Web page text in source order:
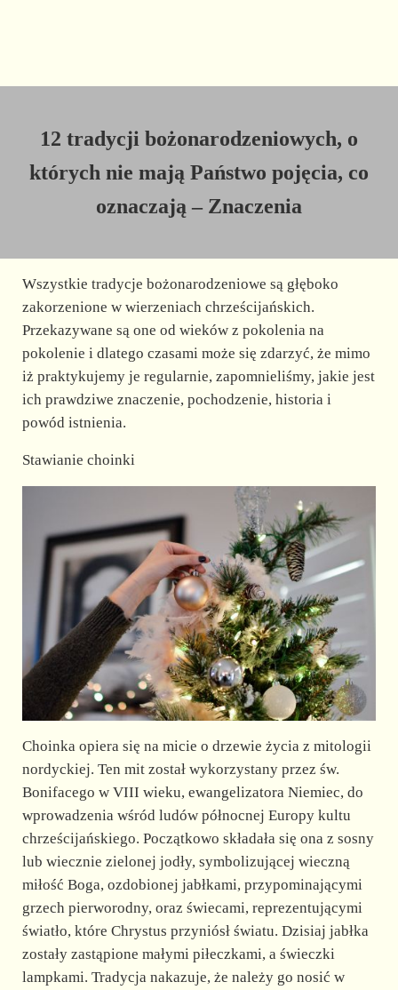
12 tradycji bożonarodzeniowych, o
których nie mają Państwo pojęcia, co
oznaczają – Znaczenia
Wszystkie tradycje bożonarodzeniowe są głęboko
zakorzenione w wierzeniach chrześcijańskich.
Przekazywane są one od wieków z pokolenia na
pokolenie i dlatego czasami może się zdarzyć, że mimo
iż praktykujemy je regularnie, zapomnieliśmy, jakie jest
ich prawdziwe znaczenie, pochodzenie, historia i
powód istnienia.
Stawianie choinki
Choinka opiera się na micie o drzewie życia z mitologii
nordyckiej. Ten mit został wykorzystany przez św.
Bonifacego w VIII wieku, ewangelizatora Niemiec, do
wprowadzenia wśród ludów północnej Europy kultu
chrześcijańskiego. Początkowo składała się ona z sosny
lub wiecznie zielonej jodły, symbolizującej wieczną
miłość Boga, ozdobionej jabłkami, przypominającymi
grzech pierworodny, oraz świecami, reprezentującymi
światło, które Chrystus przyniósł światu. Dzisiaj jabłka
zostały zastąpione małymi piłeczkami, a świeczki
lampkami. Tradycja nakazuje, że należy go nosić w